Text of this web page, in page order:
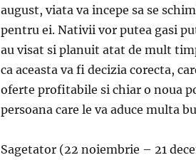
august, viata va incepe sa se
pentru ei. Nativii vor putea gasi
au visat si planuit atat de mult
ca aceasta va fi decizia corecta,
oferte profitabile si chiar o noua
persoana care le va aduce multa
Sagetator (22 noiembrie – 21